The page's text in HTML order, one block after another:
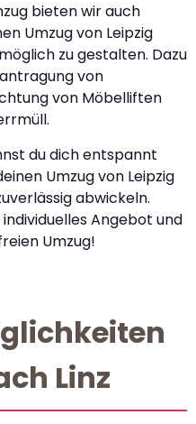
bieten wir auch
Umzug von Leipzig
zu gestalten. Dazu
von
von Möbelliften
du dich entspannt
Umzug von Leipzig
abwickeln.
Angebot und
Umzug!
Linz